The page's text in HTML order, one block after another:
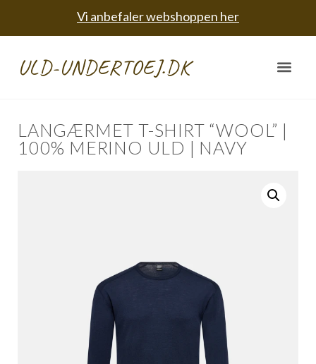
Vi anbefaler webshoppen her
ULD-UNDERTOEJ.DK
LANGÆRMET T-SHIRT “WOOL” |
100% MERINO ULD | NAVY